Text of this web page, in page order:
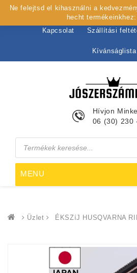
Kezdőlap Rólunk Webshop
Kapcsolat Szállítási
Kívánságlista
Hívjon
06 (30) 230
Products
search
MENU
Üzlet ÉKSZíJ HUSQVARNA
Ne felejtsd el kihasználni a
hecht termékeinkhez: